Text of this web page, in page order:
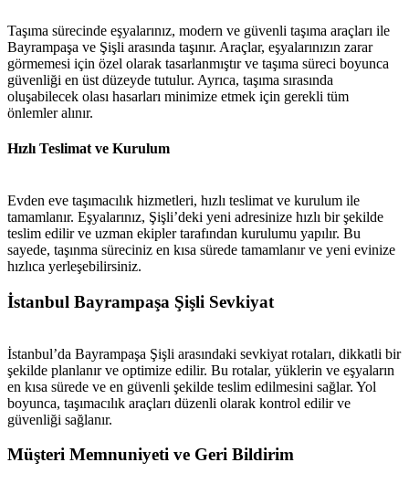
Taşıma sürecinde eşyalarınız, modern ve güvenli taşıma araçları ile
Bayrampaşa ve Şişli arasında taşınır. Araçlar, eşyalarınızın zarar
görmemesi için özel olarak tasarlanmıştır ve taşıma süreci boyunca
güvenliği en üst düzeyde tutulur. Ayrıca, taşıma sırasında
oluşabilecek olası hasarları minimize etmek için gerekli tüm
önlemler alınır.
Hızlı Teslimat ve Kurulum
Evden eve taşımacılık hizmetleri, hızlı teslimat ve kurulum ile
tamamlanır. Eşyalarınız, Şişli’deki yeni adresinize hızlı bir şekilde
teslim edilir ve uzman ekipler tarafından kurulumu yapılır. Bu
sayede, taşınma süreciniz en kısa sürede tamamlanır ve yeni evinize
hızlıca yerleşebilirsiniz.
İstanbul Bayrampaşa Şişli Sevkiyat
İstanbul’da Bayrampaşa Şişli arasındaki sevkiyat rotaları, dikkatli bir
şekilde planlanır ve optimize edilir. Bu rotalar, yüklerin ve eşyaların
en kısa sürede ve en güvenli şekilde teslim edilmesini sağlar. Yol
boyunca, taşımacılık araçları düzenli olarak kontrol edilir ve
güvenliği sağlanır.
Müşteri Memnuniyeti ve Geri Bildirim